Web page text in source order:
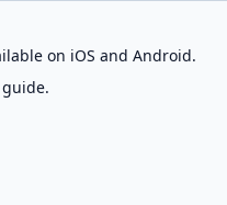
on iOS and Android.